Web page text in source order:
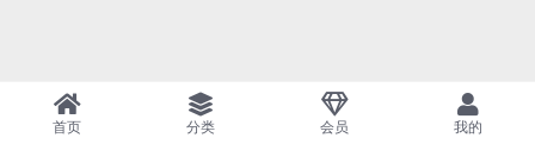
首页 分类 会员 我的